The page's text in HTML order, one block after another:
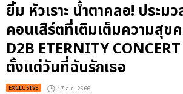
ยิ้ม หัวเราะ น้ำตาคลอ! ประม
คอนเสิร์ตที่เติมเต็มความสุข
D2B ETERNITY
ตั้งแต่วันที่ฉันรักเธอ
EXCLUSIVE : 7 ส.ค. 2566